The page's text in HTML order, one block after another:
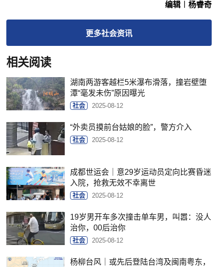
编辑︱杨睿奇
更多社会资讯
相关阅读
湖南两游客越栏5米瀑布滑落，撞岩壁堕
潭“毫发未伤”原因曝光
社会 2025-08-12
“外卖员摸前台姑娘的脸”，警方介入
社会 2025-08-12
成都世运会｜意29岁运动员定向比赛昏迷
入院，抢救无效不幸离世
社会 2025-08-12
19岁男开车多次撞击单车男，叫嚣：没人
治你，00后治你
社会 2025-08-12
杨柳台风｜或先后登陆台湾及闽南粤东，